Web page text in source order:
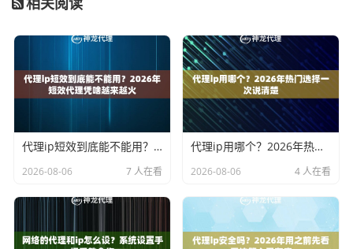
相关阅读
代理ip短效到底能不能用？2026年短效代理凭啥越来越火
2026-08-06 7 人在看
代理ip用哪个？2026年热门选择一次说清楚
2026-08-06 4 人在看